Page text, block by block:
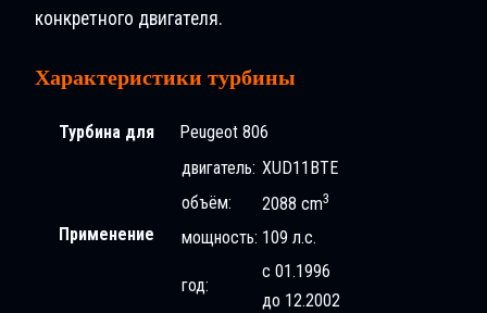
конкретного двигателя.
Характеристики турбины
Турбина для Peugeot 806
Применение
двигатель: XUD11BTE
объём:
2088 cm3
мощность: 109 л.с.
год:
с 01.1996
до 12.2002